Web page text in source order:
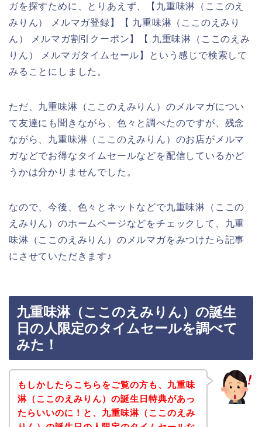
ガを探すために、とりあえず、【九重味淋（ここのえ
みりん） メルマガ登録】【 九重味淋（ここのえみり
ん） メルマガ割引クーポン】【 九重味淋（ここのえみ
りん） メルマガタイムセール】という感じで検索して
みることにしました。
ただ、九重味淋（ここのえみりん）のメルマガについ
て友達にも聞きながら、色々と調べたのですが、残念
ながら、九重味淋（ここのえみりん）のお店がメルマ
ガなどでお得なタイムセールなどを配信しているかど
うかは分かりませんでした。
なので、今後、色々とネットなどで九重味淋（ここの
えみりん）のホームページなどをチェックして、九重
味淋（ここのえみりん）のメルマガをみつけたら記事
にさせていただきます♪
九重味淋（ここのえみりん）の誕生
日の人限定のタイムセールを調べて
みた！
もしかしたらこちらをご覧の方も、九重味
淋（ここのえみりん）の誕生日特典があっ
たらいいのに！と、九重味淋（ここのえみ